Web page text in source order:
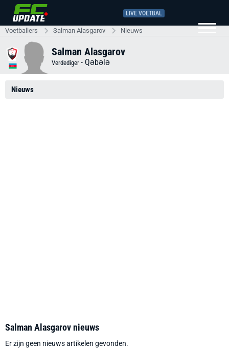
LIVE VOETBAL
Voetballers Salman Alasgarov Nieuws
Salman Alasgarov
Verdediger - Qəbələ
Nieuws
Salman Alasgarov nieuws
Er zijn geen nieuws artikelen gevonden.